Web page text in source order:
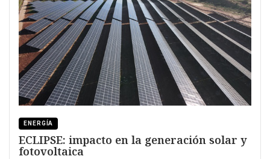
ENERGÍA
ECLIPSE: impacto en la generación solar y
fotovoltaica